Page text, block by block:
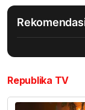
Republika TV